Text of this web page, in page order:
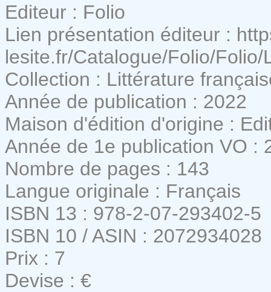
Editeur : Folio
Lien présentation éditeur :
lesite.fr/Catalogue/Folio/Folio/
Collection : Littérature
Année de publication : 2022
Maison d'édition d'origine :
Année de 1e publication VO :
Nombre de pages : 143
Langue originale : Français
ISBN 13 : 978-2-07-293402-5
ISBN 10 / ASIN : 2072934028
Prix : 7
Devise : €